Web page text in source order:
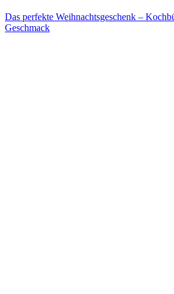
Das perfekte Weihnachtsgeschenk –
Geschmack